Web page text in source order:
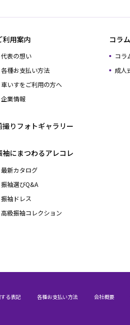
利用案内
代表の想い
各種お支払い方法
車いすをご利用の方へ
企業情報
撮りフォトギャラリー
袖にまつわるアレコレ
最新カタログ
振袖選びQ&A
振袖ドレス
高級振袖コレクション
コラム
コラ
成人
る表記 各種お支払い方法 会社概要